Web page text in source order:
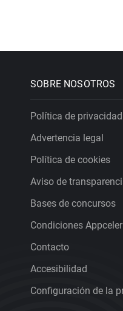
SOBRE NOSOTROS
Política de privacidad
Advertencia legal
Política de cookies
Aviso de
Bases de concursos
Condiciones
Contacto
Accesibilidad
Configuración de la